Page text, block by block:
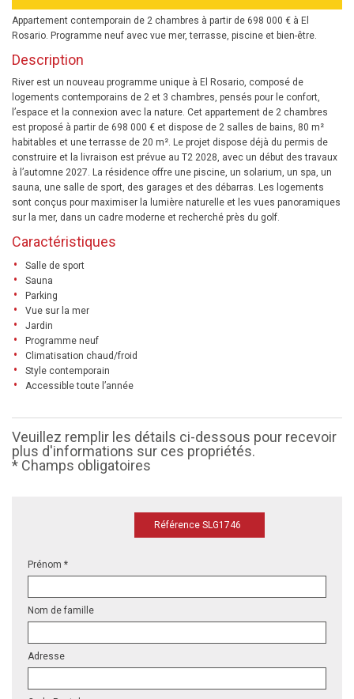
Appartement contemporain de 2 chambres à partir de 698 000 € à El
Rosario. Programme neuf avec vue mer, terrasse, piscine et bien-être.
Description
River est un nouveau programme unique à El Rosario, composé de
logements contemporains de 2 et 3 chambres, pensés pour le confort,
l’espace et la connexion avec la nature. Cet appartement de 2 chambres
est proposé à partir de 698 000 € et dispose de 2 salles de bains, 80 m²
habitables et une terrasse de 20 m². Le projet dispose déjà du permis de
construire et la livraison est prévue au T2 2028, avec un début des travaux
à l’automne 2027. La résidence offre une piscine, un solarium, un spa, un
sauna, une salle de sport, des garages et des débarras. Les logements
sont conçus pour maximiser la lumière naturelle et les vues panoramiques
sur la mer, dans un cadre moderne et recherché près du golf.
Caractéristiques
Salle de sport
Sauna
Parking
Vue sur la mer
Jardin
Programme neuf
Climatisation chaud/froid
Style contemporain
Accessible toute l’année
Veuillez remplir les détails ci-dessous pour recevoir
plus d'informations sur ces propriétés.
* Champs obligatoires
Référence SLG1746
Prénom *
Nom de famille
Adresse